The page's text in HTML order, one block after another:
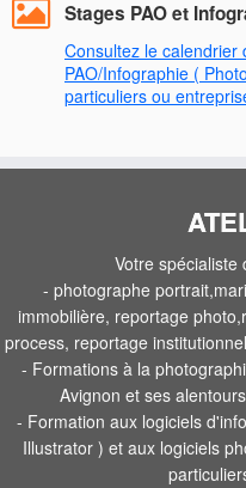
Stages PAO et
Consultez le
PAO/Infographie (
particuliers ou
Votre spécialiste
- photographe
immobilière, reportage
process, reportage
- Formations à la
Avignon et ses
- Formation aux logiciels
Illustrator ) et aux logiciels